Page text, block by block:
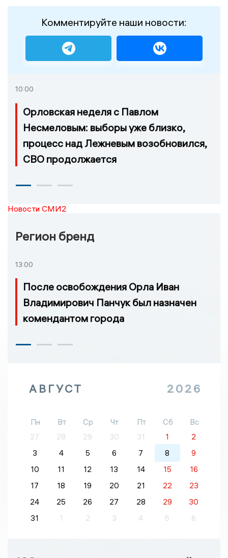
Комментируйте наши новости:
10:00
Орловская неделя с Павлом
Несмеловым: выборы уже близко,
процесс над Лежневым возобновился,
СВО продолжается
Новости СМИ2
Регион бренд
13:00
После освобождения Орла Иван
Владимирович Панчук был назначен
комендантом города
АВГУСТ 2026
Пн Вт Ср Чт Пт Сб
Вс
27
28 29 30 31 1
2
3
4 5 6 7 8
9
10
11 12 13 14 15
16
17
18 19 20 21 22
23
24
25 26 27 28 29
30
31
1 2 3 4 5 6